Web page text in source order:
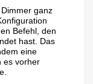
ganz
Befehl, den
hast. Das
eine
es vorher